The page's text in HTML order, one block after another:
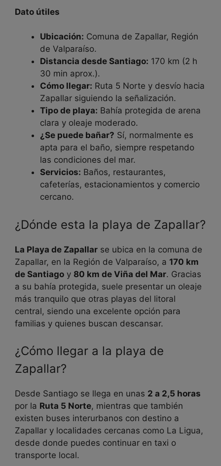
Dato útiles
Ubicación: Comuna de Zapallar, Región
de Valparaíso.
Distancia desde Santiago: 170 km (2 h
30 min aprox.).
Cómo llegar: Ruta 5 Norte y desvío hacia
Zapallar siguiendo la señalización.
Tipo de playa: Bahía protegida de arena
clara y oleaje moderado.
¿Se puede bañar? Sí, normalmente es
apta para el baño, siempre respetando
las condiciones del mar.
Servicios: Baños, restaurantes,
cafeterías, estacionamientos y comercio
cercano.
¿Dónde esta la playa de Zapallar?
La Playa de Zapallar se ubica en la comuna de
Zapallar, en la Región de Valparaíso, a 170 km
de Santiago y 80 km de Viña del Mar. Gracias
a su bahía protegida, suele presentar un oleaje
más tranquilo que otras playas del litoral
central, siendo una excelente opción para
familias y quienes buscan descansar.
¿Cómo llegar a la playa de
Zapallar?
Desde Santiago se llega en unas 2 a 2,5 horas
por la Ruta 5 Norte, mientras que también
existen buses interurbanos con destino a
Zapallar y localidades cercanas como La Ligua,
desde donde puedes continuar en taxi o
transporte local.